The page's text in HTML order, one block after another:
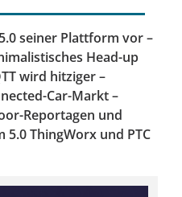
seiner Plattform vor –
Head-up
wird hitziger –
Car-Markt –
Reportagen und
ThingWorx und PTC